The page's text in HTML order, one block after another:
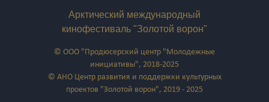
Арктический международный
кинофестиваль "Золотой ворон"
© ООО "Продюсерский центр "Молодежные
инициативы", 2018-2025
© АНО Центр развития и поддержки культурных
проектов "Золотой ворон", 2019 - 2025